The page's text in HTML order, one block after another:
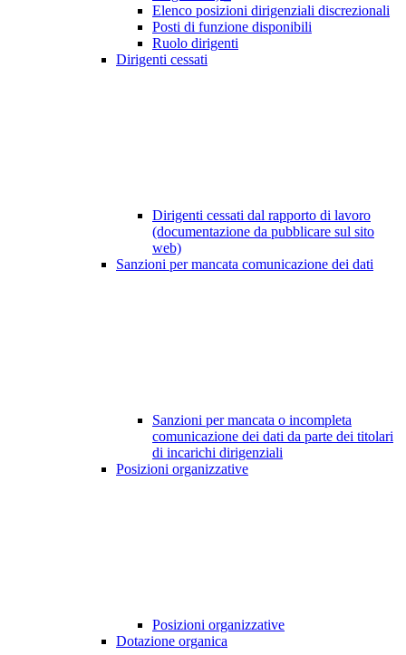
Elenco posizioni dirigenziali discrezionali
Posti di funzione disponibili
Ruolo dirigenti
Dirigenti cessati
Dirigenti cessati dal rapporto di lavoro
(documentazione da pubblicare sul sito
web)
Sanzioni per mancata comunicazione dei dati
Sanzioni per mancata o incompleta
comunicazione dei dati da parte dei titolari
di incarichi dirigenziali
Posizioni organizzative
Posizioni organizzative
Dotazione organica